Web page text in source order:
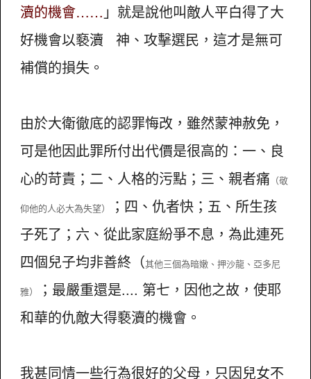
瀆的機會…… 」就是說他叫敵人平白得了大
好機會以褻瀆 神、攻擊選民，這才是無可
補償的損失。
由於大衛徹底的認罪悔改，雖然蒙神赦免，
可是他因此罪所付出代價是很高的：一、良
心的苛責；二、人格的污點；三、親者痛 （敬
仰他的人必大為失望）
；四、仇者快；五、所生孩
子死了；六、從此家庭紛爭不息，為此連死
四個兒子均非善終（其他三個為暗嫩、押沙龍、亞多尼
雅）
；最嚴重還是.... 第七，因他之故，使耶
和華的仇敵大得褻瀆的機會。
我甚同情一些行為很好的父母，只因兒女不